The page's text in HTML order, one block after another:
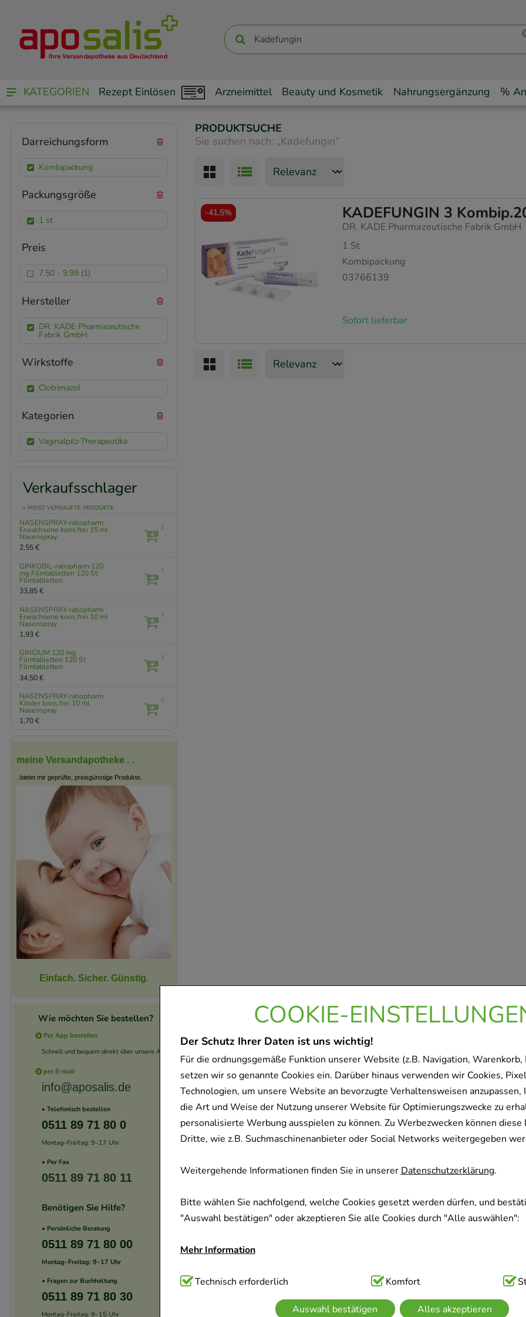
COOKIE-
Der Schutz Ihrer Daten ist uns wichtig!
Für die ordnungsgemäße Funktion unserer Website (z.B. Navigation, Warenkorb,
setzen wir so genannte Cookies ein. Darüber hinaus verwenden wir Cookies,
Technologien, um unsere Website an bevorzugte Verhaltensweisen anzupassen,
die Art und Weise der Nutzung unserer Website für Optimierungszwecke zu
personalisierte Werbung ausspielen zu können. Zu Werbezwecken können diese
Dritte, wie z.B. Suchmaschinenanbieter oder Social Networks weitergegeben
Weitergehende Informationen finden Sie in unsererDatenschutzerklärung.
Bitte wählen Sie nachfolgend, welche Cookies gesetzt werden dürfen, und
"Auswahl bestätigen" oder akzeptieren Sie alle Cookies durch "Alle auswählen":
Mehr Information
Technisch Notwendig:Hierbei handelt es sich um Cookies, die für die
Website notwendig sind (z.B. Navigation, Warenkorb, Kundenkonto), weshalb
verzichtet werden kann.
Technisch erforderlich Komfort
Auswahl bestätigen Alles akzeptieren
KATEGORIEN Rezept Einlösen Arzneimittel Beauty und Kosmetik Nahrungsergänzung %
PRODUKTSUCHE
Sie suchen nach: „Kadefungin“
KADEFUNGIN 3
DR. KADE Pharmazeutische Fabrik GmbH
1 St
Kombipackung
03766139
Sofort lieferbar
-41,5%
Darreichungsform
Kombipackung
Packungsgröße
1 st
Preis
7.50 - 9.99 (1)
Hersteller
DR. KADE Pharmazeutische
Fabrik GmbH
Wirkstoffe
Clotrimazol
Kategorien
Vaginalpilz-Therapeutika
Verkaufsschlager
» MEIST VERKAUFTE PRODUKTE
NASENSPRAY-ratiopharm
Erwachsene kons.frei 15 ml
Nasenspray
2,55 €
1
GINKOBIL-ratiopharm 120
mg Filmtabletten 120 St
Filmtabletten
33,85 €
1
NASENSPRAY-ratiopharm
Erwachsene kons.frei 10 ml
Nasenspray
1,93 €
1
GINGIUM 120 mg
Filmtabletten 120 St
Filmtabletten
34,50 €
1
NASENSPRAY-ratiopharm
Kinder kons.frei 10 ml
Nasenspray
1,70 €
1
meine Versandapotheke . .
..bietet mir geprüfte, preisgünstige Produkte.
Einfach. Sicher. Günstig.
Wie möchten Sie bestellen?
Per App bestellen
Schnell und bequem direkt über unsere App.
per E-mail
info@aposalis.de
• Telefonisch bestellen
0511 89 71 80 0
Montag–Freitag: 9–17 Uhr
• Per Fax
0511 89 71 80 11
Benötigen Sie Hilfe?
• Persönliche Beratung
0511 89 71 80 00
Montag–Freitag: 9–17 Uhr
• Fragen zur Buchhaltung
0511 89 71 80 30
Montag–Freitag: 9–15 Uhr